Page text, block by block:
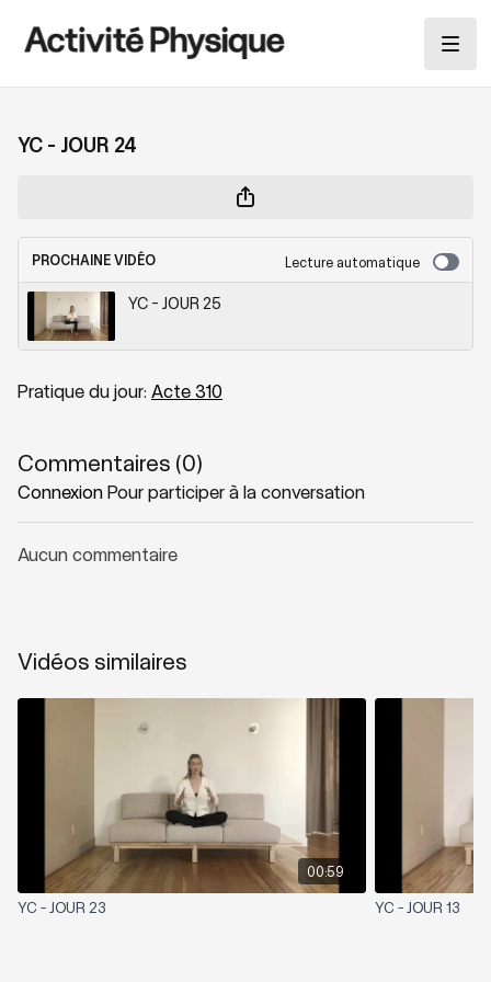
YC - JOUR 24
PROCHAINE VIDÉO Lecture automatique
YC - JOUR 25
Pratique du jour: Acte 310
Commentaires (0)
Connexion Pour participer à la conversation
Aucun commentaire
Vidéos similaires
00:59
YC - JOUR 23 YC - JOUR 13